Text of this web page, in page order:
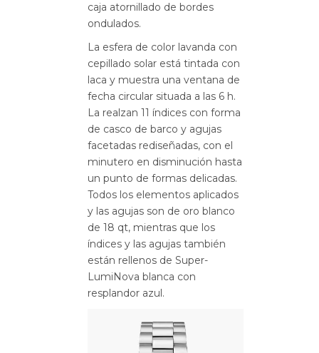
caja atornillado de bordes
ondulados.
La esfera de color lavanda con
cepillado solar está tintada con
laca y muestra una ventana de
fecha circular situada a las 6 h.
La realzan 11 índices con forma
de casco de barco y agujas
facetadas rediseñadas, con el
minutero en disminución hasta
un punto de formas delicadas.
Todos los elementos aplicados
y las agujas son de oro blanco
de 18 qt, mientras que los
índices y las agujas también
están rellenos de Super-
LumiNova blanca con
resplandor azul.